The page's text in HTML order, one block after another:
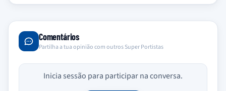
Comentários
Partilha a tua opinião com outros Super Portistas
Inicia sessão para participar na conversa.